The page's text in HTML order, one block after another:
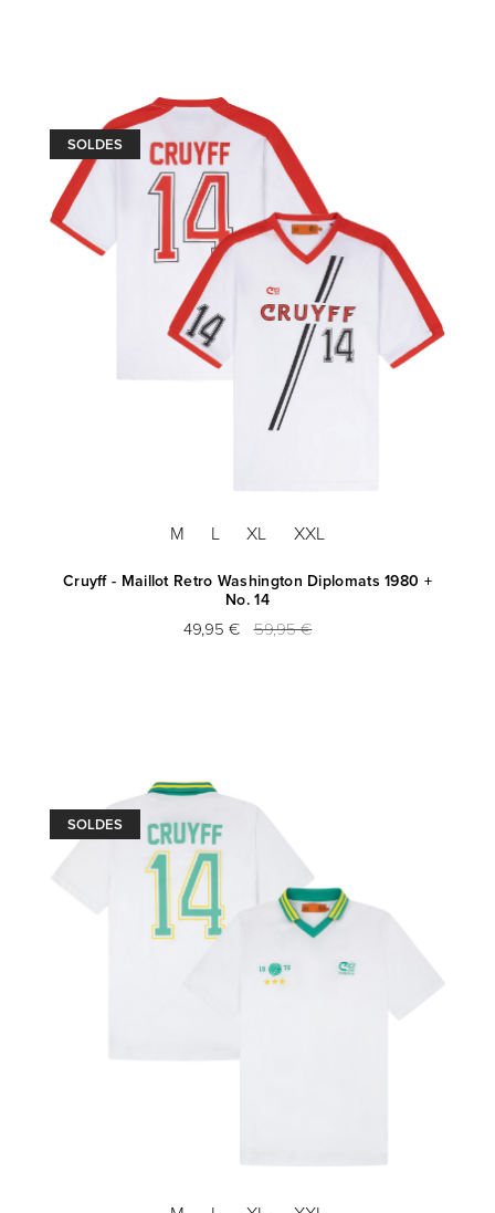
SOLDES
M L XL XXL
Cruyff - Maillot Retro Washington Diplomats 1980 +
No. 14
49,95 € 59,95 €
SOLDES